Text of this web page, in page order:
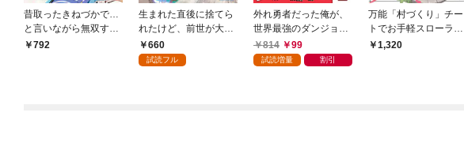
昔取ったきねづかで…
と言いながら無双する
定食屋のおっさん、実
792
生まれた直後に捨てら
れたけど、前世が大賢
者だったので余裕で生
きてます ～最強赤ち
660
試読フル
外れ勇者だった俺が、
世界最強のダンジョン
を造ってしまったんだ
が？１
814 99
試読増量 割引
万能「村づくり」チー
トでお手軽スローライ
フ ～村ですが何か？
1,320